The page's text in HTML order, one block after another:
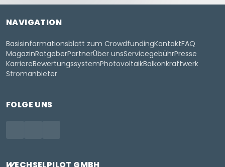
NAVIGATION
Basisinformationsblatt zum CrowdfundingKontaktFAQ
MagazinRatgeberPartnerÜber unsServicegebührPresse
KarriereBewertungssystemPhotovoltaikBalkonkraftwerk
Stromanbieter
FOLGE UNS